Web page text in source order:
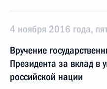
4 ноября 2016 года,
Вручение
Президента за вклад в
российской нации